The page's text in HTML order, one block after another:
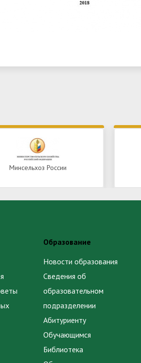
Минсельхоз России
Образование
Новости образования
Сведения об
образовательном
подразделении
Абитуриенту
Обучающимся
Библиотека